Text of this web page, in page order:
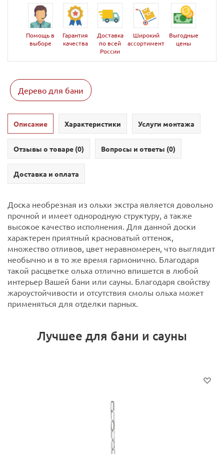
Помощь в
выборе
Гарантия
качества
Доставка
по всей
России
Широкий
ассортимент
Выгодные
цены
Дерево для бани
Описание Характеристики Услуги монтажа
Отзывы о товаре (0) Вопросы и ответы (0)
Доставка и оплата
Доска необрезная из ольхи экстра является довольно
прочной и имеет однородную структуру, а также
высокое качество исполнения. Для данной доски
характерен приятный красноватый оттенок,
множество отливов, цвет неравномерен, что выглядит
необычно и в то же время гармонично. Благодаря
такой расцветке ольха отлично впишется в любой
интерьер Вашей бани или сауны. Благодаря свойству
жароустойчивости и отсутствия смолы ольха может
применяться для отделки парных.
Лучшее для бани и сауны